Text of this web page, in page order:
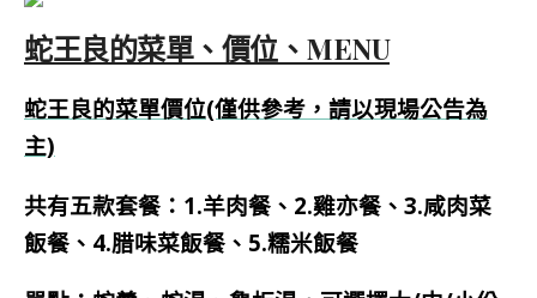
蛇王良的菜單、價位、MENU
蛇王良的菜單價位(僅供參考，請以現場公告為
主)
共有五款套餐：1.羊肉餐、2.雞亦餐、3.咸肉菜
飯餐、4.腊味菜飯餐、5.糯米飯餐